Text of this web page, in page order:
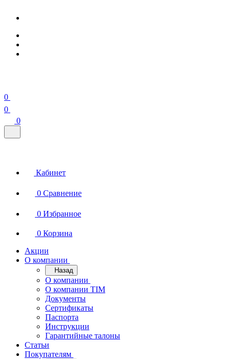
0
0
0
Кабинет
0 Сравнение
0 Избранное
0 Корзина
Акции
О компании
Назад
О компании
О компании TIM
Документы
Сертификаты
Паспорта
Инструкции
Гарантийные талоны
Статьи
Покупателям